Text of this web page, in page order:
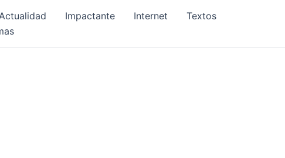
Impactante Internet
Textos